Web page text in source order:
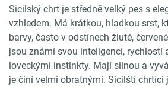
Sicilský chrt je středně velký pes s
vzhledem. Má krátkou, hladkou srst,
barvy, často v odstínech žluté,
jsou známí svou inteligencí, rychlostí
loveckými instinkty. Mají silnou a
je činí velmi obratnými. Sicilští chrtíci